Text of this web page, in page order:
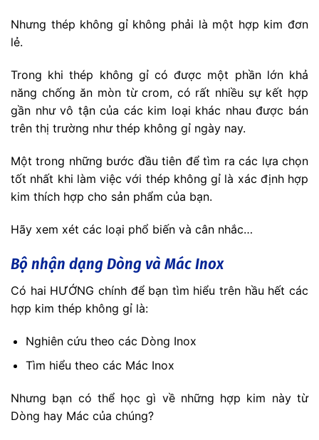
Nhưng thép không gỉ không phải là một hợp kim đơn
lẻ.
Trong khi thép không gỉ có được một phần lớn khả
năng chống ăn mòn từ crom, có rất nhiều sự kết hợp
gần như vô tận của các kim loại khác nhau được bán
trên thị trường như thép không gỉ ngày nay.
Một trong những bước đầu tiên để tìm ra các lựa chọn
tốt nhất khi làm việc với thép không gỉ là xác định hợp
kim thích hợp cho sản phẩm của bạn.
Hãy xem xét các loại phổ biến và cân nhắc…
Bộ nhận dạng Dòng và Mác Inox
Có hai HƯỚNG chính để bạn tìm hiểu trên hầu hết các
hợp kim thép không gỉ là:
Nghiên cứu theo các Dòng Inox
Tìm hiểu theo các Mác Inox
Nhưng bạn có thể học gì về những hợp kim này từ
Dòng hay Mác của chúng?